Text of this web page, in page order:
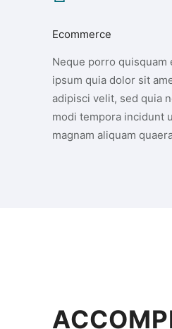
Ecommerce
Neque porro quisquam
ipsum quia dolor sit
adipisci velit, sed quia
modi tempora incidunt
magnam aliquam